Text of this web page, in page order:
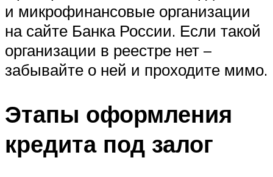
и микрофинансовые организации
на сайте Банка России. Если такой
организации в реестре нет –
забывайте о ней и проходите мимо.
Этапы оформления
кредита под залог